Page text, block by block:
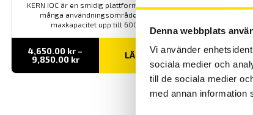
Denna webbplats
Vi använder
sociala medier och
till de sociala medier
med annan information
KERN IOC är en smidig plattformsvåg med
många användningsområden med
maxkapacitet upp till 600 kg
4,650.00 kr –
9,850.00 krPrisintervall:
till
LÄS MER